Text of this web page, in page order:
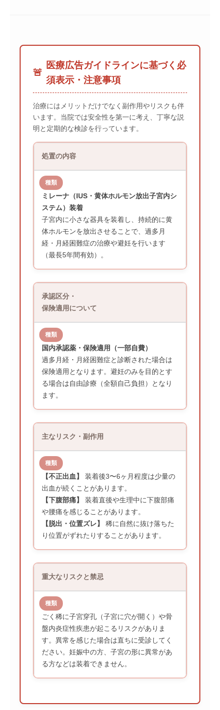
🚨
医療広告ガイドラインに基づく必
須表示・注意事項
治療にはメリットだけでなく副作用やリスクも伴
います。当院では安全性を第一に考え、丁寧な説
明と定期的な検診を行っています。
処置の内容
ミレーナ（IUS・黄体ホルモン放出子宮内シ
ステム）装着
子宮内に小さな器具を装着し、持続的に黄
体ホルモンを放出させることで、過多月
経・月経困難症の治療や避妊を行います
（最長5年間有効）。
承認区分・
保険適用について
国内承認薬・保険適用（一部自費）
過多月経・月経困難症と診断された場合は
保険適用となります。避妊のみを目的とす
る場合は自由診療（全額自己負担）となり
ます。
主なリスク・副作用
【不正出血】
装着後3〜6ヶ月程度は少量の
出血が続くことがあります。
【下腹部痛】
装着直後や生理中に下腹部痛
や腰痛を感じることがあります。
【脱出・位置ズレ】
稀に自然に抜け落ちた
り位置がずれたりすることがあります。
重大なリスクと禁忌
ごく稀に子宮穿孔（子宮に穴が開く）や骨
盤内炎症性疾患が起こるリスクがありま
す。異常を感じた場合は直ちに受診してく
ださい。妊娠中の方、子宮の形に異常があ
る方などは装着できません。